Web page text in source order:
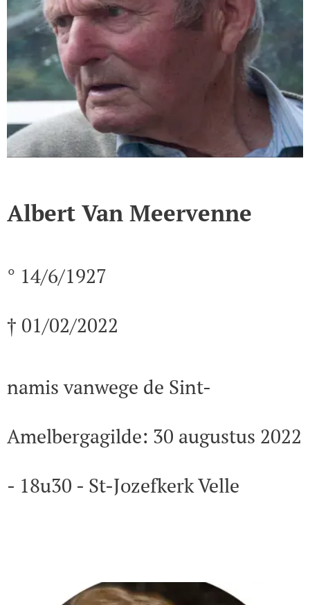
Albert Van Meervenne
° 14/6/1927
† 01/02/2022
namis vanwege de Sint-
Amelbergagilde: 30 augustus 2022
- 18u30 - St-Jozefkerk Velle